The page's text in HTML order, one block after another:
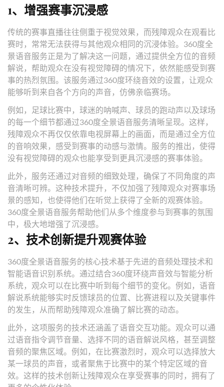
1、增强赛事沉浸感
传统的赛事直播往往侧重于视觉效果，而残障观众在观看比
赛时，常常无法获得与其他观众相同的沉浸体验。360度全
景语音服务正是为了解决这一问题，通过提供全方位的音频
解说，帮助观众在没有视觉障碍的情况下，依然能感受到赛
事的热烈氛围。该服务通过360度环绕音效的设置，让观众
能够听到来自各个方向的声音，仿佛亲临赛场。
例如，足球比赛中，球迷的呐喊声、球员的跑动声以及球场
的每一个细节都通过360度全景语音服务清晰呈现。这样，
残障观众不再仅仅依靠电视屏幕上的画面，而是通过全方位
的音响效果，感受到赛事的动感与激情。服务的推出，使得
没有视觉障碍的观众也能享受到更具沉浸感的赛事体验。
此外，服务还通过对音频的细致处理，确保了不同角度的声
音清晰可辨。这种技术提升，不仅加强了残障观众对赛事场
景的感知，也使得他们在听觉上获得了全新的观赛体验。
360度全景语音服务帮助他们从多个维度参与到赛事的氛围
中，极大地增强了沉浸感。
2、技术创新提升观赛体验
360度全景语音服务的核心技术基于先进的音频处理技术和
智能语音识别系统。通过结合360度环绕声音效与智能分析
系统，观众可以在比赛中听到每个细节的变化。例如，语音
解说系统能够实时反馈球员的位置、比赛进程以及关键事件
的发生，从而帮助残障观众准确了解比赛的动态。
此外，这项服务的技术还涵盖了语音交互功能。观众可以通
过语音指令调节音量、选择不同的语音解说风格，甚至调整
音频的聚焦区域。例如，在比赛激烈时，观众可以选择放大
某一球员的声音，或者聚焦于比赛中的某个特定区域的音
效。这样的技术创新让残障观众在享受赛事的同时，拥有了